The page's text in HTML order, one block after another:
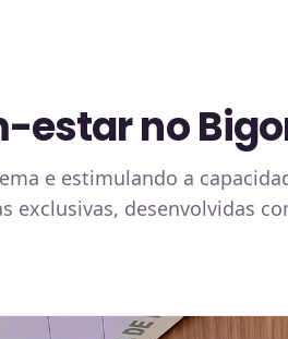
estar no
e estimulando a
desenvolvidas